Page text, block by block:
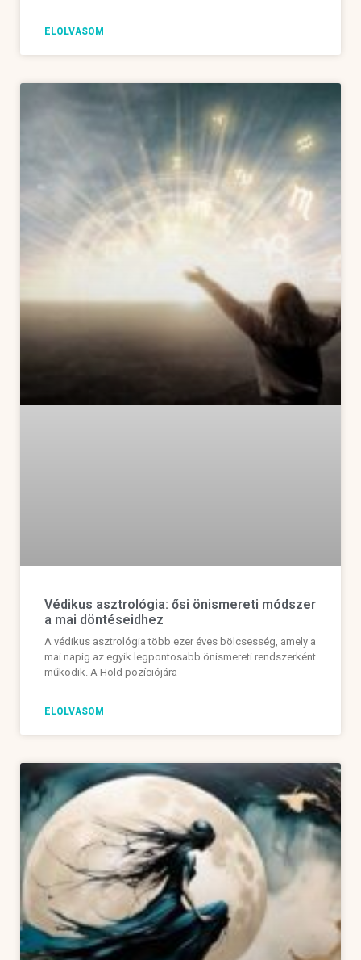
ELOLVASOM
Védikus asztrológia: ősi önismereti módszer
a mai döntéseidhez
A védikus asztrológia több ezer éves bölcsesség, amely a
mai napig az egyik legpontosabb önismereti rendszerként
működik. A Hold pozíciójára
ELOLVASOM